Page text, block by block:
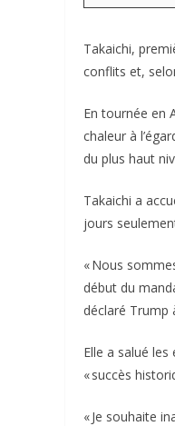
Takaichi,
conflits et,
En tournée en
chaleur à
du plus haut
Takaichi a
jours
« Nous
début du
déclaré Trump
Elle a salué
« succès
« Je souhaite